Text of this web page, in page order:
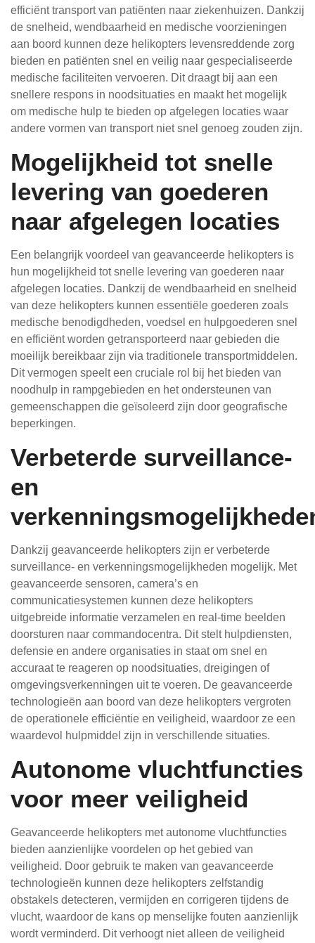
efficiënt transport van patiënten naar ziekenhuizen. Dankzij
de snelheid, wendbaarheid en medische voorzieningen
aan boord kunnen deze helikopters levensreddende zorg
bieden en patiënten snel en veilig naar gespecialiseerde
medische faciliteiten vervoeren. Dit draagt bij aan een
snellere respons in noodsituaties en maakt het mogelijk
om medische hulp te bieden op afgelegen locaties waar
andere vormen van transport niet snel genoeg zouden zijn.
Mogelijkheid tot snelle
levering van goederen
naar afgelegen locaties
Een belangrijk voordeel van geavanceerde helikopters is
hun mogelijkheid tot snelle levering van goederen naar
afgelegen locaties. Dankzij de wendbaarheid en snelheid
van deze helikopters kunnen essentiële goederen zoals
medische benodigdheden, voedsel en hulpgoederen snel
en efficiënt worden getransporteerd naar gebieden die
moeilijk bereikbaar zijn via traditionele transportmiddelen.
Dit vermogen speelt een cruciale rol bij het bieden van
noodhulp in rampgebieden en het ondersteunen van
gemeenschappen die geïsoleerd zijn door geografische
beperkingen.
Verbeterde surveillance-
en
Dankzij geavanceerde helikopters zijn er verbeterde
surveillance- en verkenningsmogelijkheden mogelijk. Met
geavanceerde sensoren, camera’s en
communicatiesystemen kunnen deze helikopters
uitgebreide informatie verzamelen en real-time beelden
doorsturen naar commandocentra. Dit stelt hulpdiensten,
defensie en andere organisaties in staat om snel en
accuraat te reageren op noodsituaties, dreigingen of
omgevingsverkenningen uit te voeren. De geavanceerde
technologieën aan boord van deze helikopters vergroten
de operationele efficiëntie en veiligheid, waardoor ze een
waardevol hulpmiddel zijn in verschillende situaties.
Autonome vluchtfuncties
voor meer veiligheid
Geavanceerde helikopters met autonome vluchtfuncties
bieden aanzienlijke voordelen op het gebied van
veiligheid. Door gebruik te maken van geavanceerde
technologieën kunnen deze helikopters zelfstandig
obstakels detecteren, vermijden en corrigeren tijdens de
vlucht, waardoor de kans op menselijke fouten aanzienlijk
wordt verminderd. Dit verhoogt niet alleen de veiligheid